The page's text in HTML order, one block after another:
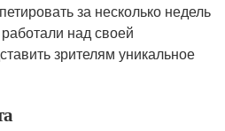
за несколько недель
над своей
зрителям уникальное